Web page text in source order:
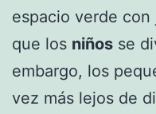
espacio verde
que los niños se
embargo, los
vez más lejos de